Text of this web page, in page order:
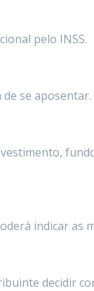
pelo INSS.
se aposentar.
indicar as
decidir